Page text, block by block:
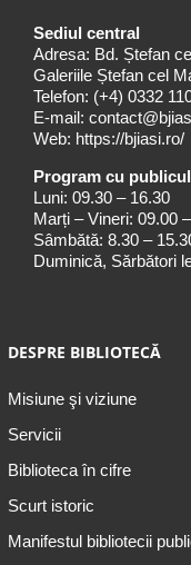
Sediul central
Adresa: Bd. Ștefan
Galeriile Ștefan cel
Telefon: (+4) 0332
E-mail:
Web: https://bjiasi.ro/
Program cu
Luni: 09.30 – 16.30
Marți – Vineri: 09.00
Sâmbătă: 8.30 –
Duminică, Sărbători
DESPRE BIBLIOTECĂ
Misiune şi viziune
Servicii
Biblioteca în cifre
Scurt istoric
Manifestul bibliotecii